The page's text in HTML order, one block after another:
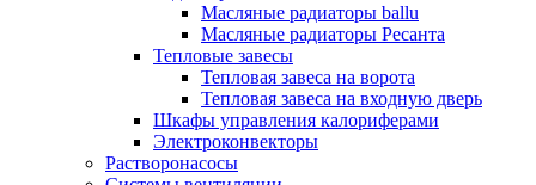
Масляные радиаторы ballu
Масляные радиаторы Ресанта
Тепловые завесы
Тепловая завеса на ворота
Тепловая завеса на входную дверь
Шкафы управления калориферами
Электроконвекторы
Растворонасосы